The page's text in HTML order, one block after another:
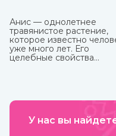
Анис — однолетнее
травянистое растение,
которое известно
уже много лет. Его
целебные свойства
У нас вы